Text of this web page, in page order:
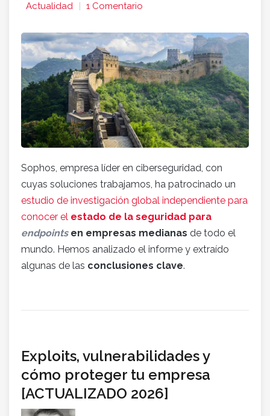
Actualidad
1 Comentario
Sophos, empresa líder en ciberseguridad, con
cuyas soluciones trabajamos, ha patrocinado un
estudio de investigación global independiente para
conocer el estado de la seguridad para
endpointsen empresas medianas de todo el
mundo. Hemos analizado el informe y extraído
algunas de las conclusiones clave.
Exploits, vulnerabilidades y
cómo proteger tu empresa
[ACTUALIZADO 2026]